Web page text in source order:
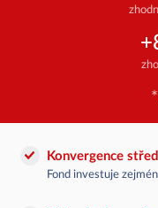
*
Konvergence
Fond investuje